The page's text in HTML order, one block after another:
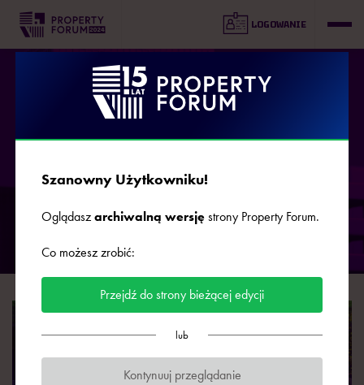
LOGOWANIE
Poznaliśmy najlepsze inwestycje w Polsce oraz ich twórców
Szanowny Użytkowniku!
Oglądasz archiwalną wersję strony Property Forum.
Co możesz zrobić:
Przejdź do strony bieżącej edycji
lub
Kontynuuj przeglądanie